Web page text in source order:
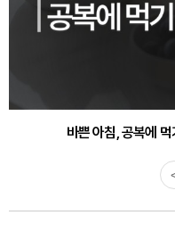
바쁜 아침, 공복에
30대부터 유병률 2배...